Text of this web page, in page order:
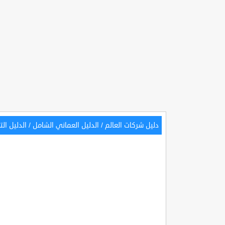
دليل شركات العالم / الدليل العماني الشامل / الدليل